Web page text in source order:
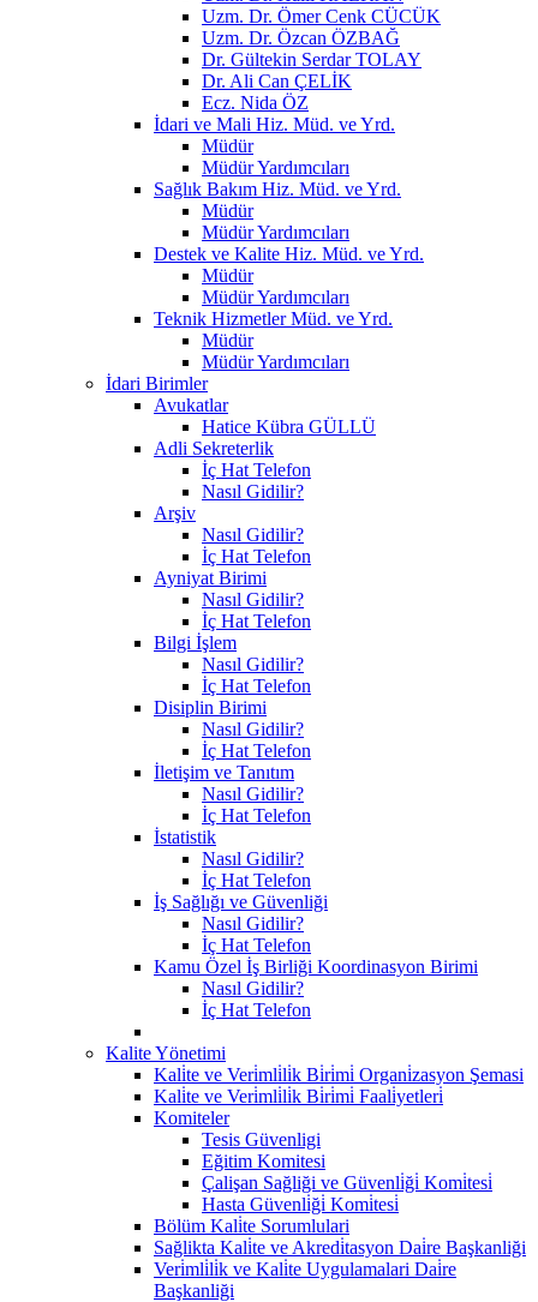
Uzm. Dr. Ömer Cenk CÜCÜK
Uzm. Dr. Özcan ÖZBAĞ
Dr. Gültekin Serdar TOLAY
Dr. Ali Can ÇELİK
Ecz. Nida ÖZ
İdari ve Mali Hiz. Müd. ve Yrd.
Müdür
Müdür Yardımcıları
Sağlık Bakım Hiz. Müd. ve Yrd.
Müdür
Müdür Yardımcıları
Destek ve Kalite Hiz. Müd. ve Yrd.
Müdür
Müdür Yardımcıları
Teknik Hizmetler Müd. ve Yrd.
Müdür
Müdür Yardımcıları
İdari Birimler
Avukatlar
Hatice Kübra GÜLLÜ
Adli Sekreterlik
İç Hat Telefon
Nasıl Gidilir?
Arşiv
Nasıl Gidilir?
İç Hat Telefon
Ayniyat Birimi
Nasıl Gidilir?
İç Hat Telefon
Bilgi İşlem
Nasıl Gidilir?
İç Hat Telefon
Disiplin Birimi
Nasıl Gidilir?
İç Hat Telefon
İletişim ve Tanıtım
Nasıl Gidilir?
İç Hat Telefon
İstatistik
Nasıl Gidilir?
İç Hat Telefon
İş Sağlığı ve Güvenliği
Nasıl Gidilir?
İç Hat Telefon
Kamu Özel İş Birliği Koordinasyon Birimi
Nasıl Gidilir?
İç Hat Telefon
Kalite Yönetimi
Kali̇te ve Veri̇mli̇li̇k Bi̇ri̇mi̇ Organi̇zasyon Şemasi
Kali̇te ve Veri̇mli̇li̇k Bi̇ri̇mi̇ Faali̇yetleri̇
Komiteler
Tesis Güvenligi
Eğitim Komitesi
Çalişan Sağliği ve Güvenli̇ği̇ Komi̇tesi̇
Hasta Güvenli̇ği̇ Komi̇tesi̇
Bölüm Kali̇te Sorumlulari
Sağlikta Kali̇te ve Akredi̇tasyon Dai̇re Başkanliği
Veri̇mli̇li̇k ve Kali̇te Uygulamalari Dai̇re
Başkanliği